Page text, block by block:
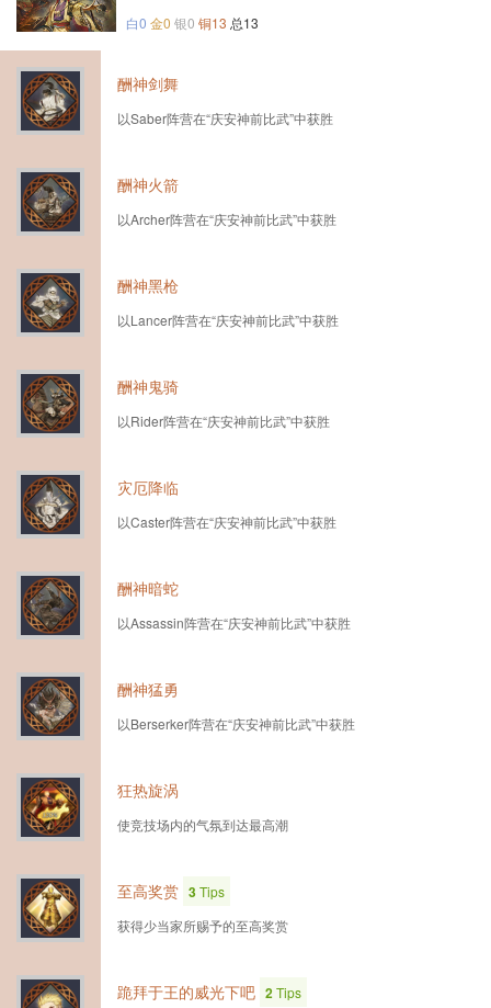
白0 金0 银0 铜13 总13
酬神剑舞
以Saber阵营在“庆安神前比武”中获胜
酬神火箭
以Archer阵营在“庆安神前比武”中获胜
酬神黑枪
以Lancer阵营在“庆安神前比武”中获胜
酬神鬼骑
以Rider阵营在“庆安神前比武”中获胜
灾厄降临
以Caster阵营在“庆安神前比武”中获胜
酬神暗蛇
以Assassin阵营在“庆安神前比武”中获胜
酬神猛勇
以Berserker阵营在“庆安神前比武”中获胜
狂热旋涡
使竞技场内的气氛到达最高潮
至高奖赏 3Tips
获得少当家所赐予的至高奖赏
跪拜于王的威光下吧 2Tips